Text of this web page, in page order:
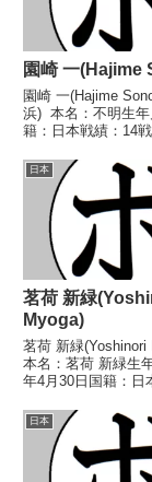
園崎 一(Hajime
園崎 一(Hajime
浜) 本名：不明生年
籍：日本戦績：14
歴】1947/03/22
不明) 佐藤 静夫(日
日本
茗荷 新緑
Myoga)
茗荷 新緑(Yoshinori
本名：茗荷 新緑生
年4月30日国籍：日
ル】なし【戦歴】
△4R判定 0-1(37-38
日本